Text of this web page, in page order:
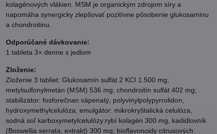
kolagénových vlákien. MSM je organickým zdrojom síry a
napomáha synergicky zlepšovať pozitívne pôsobenie glukosaminu
a chondroitinu.
Odporúčané dávkovanie:
1 tableta 3× denne s jedlom
Zloženie:
Zloženie 3 tabliet: Glukosamín sulfát 2 KCI 1.500 mg;
metylsulfonylmetán (MSM) 536 mg; chondroitín sulfát 402 mg;
stabilizátor: fosforečnan vápenatý, polyvinylpolypyrrolidon,
hydroxymethylcelulóza; emulgátor: mikrokryštalická celulóza,
sodná soľ karboxymetylcelulózy;rybí kolagén 300 mg, kadidlovník
(Boswellia serrata, extrakt) 300 mg; bioflavonoidy citrusových